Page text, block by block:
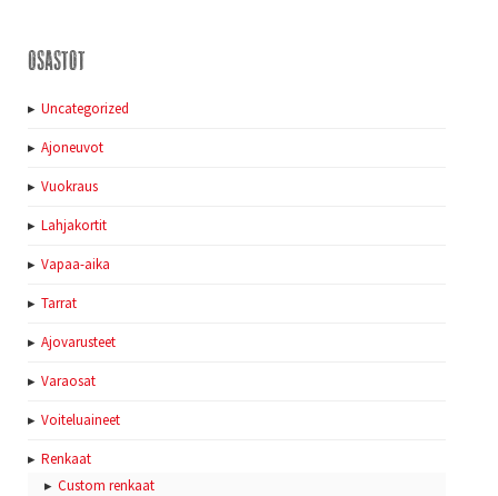
Osastot
Uncategorized
Ajoneuvot
Vuokraus
Lahjakortit
Vapaa-aika
Tarrat
Ajovarusteet
Varaosat
Voiteluaineet
Renkaat
Custom renkaat